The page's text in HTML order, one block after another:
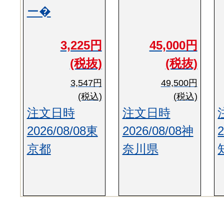
ー�
3,225円
(税抜)
3,547円
(税込)
注文日時
2026/08/08東
京都
45,000円
(税抜)
49,500円
(税込)
注文日時
2026/08/08神
奈川県